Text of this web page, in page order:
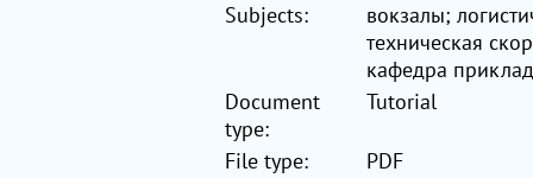
Subjects:
вокзалы;
техническая
кафедра
Document
type:
Tutorial
File type:
PDF